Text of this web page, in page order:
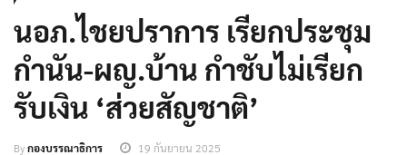
AROUND THAILAND
นอภ.ไชยปราการ เรียกประชุม
กำนัน-ผญ.บ้าน กำชับไม่เรียก
รับเงิน ‘ส่วยสัญชาติ’